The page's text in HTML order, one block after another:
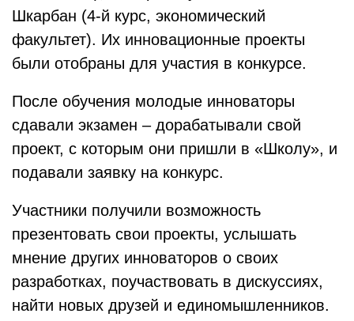
Шкарбан (4-й курс, экономический
факультет). Их инновационные проекты
были отобраны для участия в конкурсе.
После обучения молодые инноваторы
сдавали экзамен – дорабатывали свой
проект, с которым они пришли в «Школу», и
подавали заявку на конкурс.
Участники получили возможность
презентовать свои проекты, услышать
мнение других инноваторов о своих
разработках, поучаствовать в дискуссиях,
найти новых друзей и единомышленников.